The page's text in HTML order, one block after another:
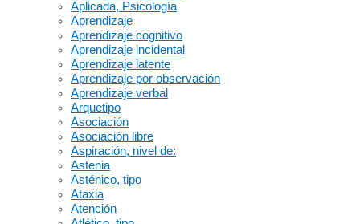
Aplicada, Psicología
Aprendizaje
Aprendizaje cognitivo
Aprendizaje incidental
Aprendizaje latente
Aprendizaje por observación
Aprendizaje verbal
Arquetipo
Asociación
Asociación libre
Aspiración, nivel de:
Astenia
Asténico, tipo
Ataxia
Atención